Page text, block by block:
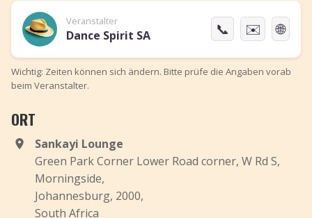
Veranstalter
Dance Spirit SA 📞 ✉️ 🌐
Wichtig: Zeiten können sich ändern. Bitte prüfe die Angaben vorab
beim Veranstalter.
ORT
Sankayi Lounge
Green Park Corner Lower Road corner, W Rd S,
Morningside,
Johannesburg, 2000,
South Africa